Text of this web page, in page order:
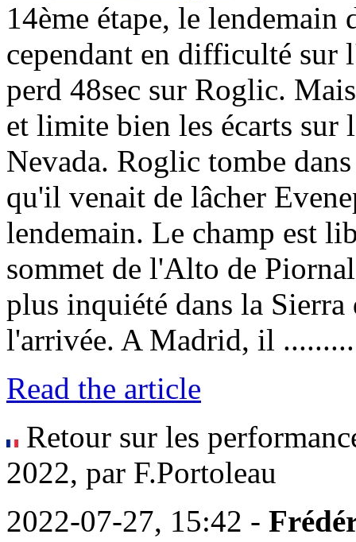
14ème étape, le lendemain
cependant en difficulté sur
perd 48sec sur Roglic.
et limite bien les écarts sur
Nevada. Roglic tombe
qu'il venait de lâcher
lendemain. Le champ est
sommet de l'Alto de
plus inquiété dans la
l'arrivée. A Madrid, il
Read the article
Retour sur les
2022, par F.Portoleau
2022-07-27, 15:42 -